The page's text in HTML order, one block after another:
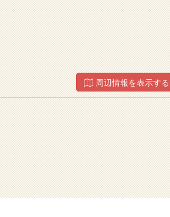
周辺情報を表示する